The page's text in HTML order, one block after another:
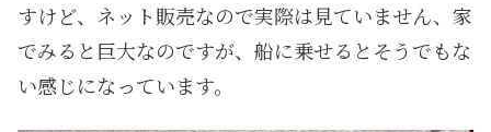
すけど、ネット販売なので実際は見ていません、家
でみると巨大なのですが、船に乗せるとそうでもな
い感じになっています。